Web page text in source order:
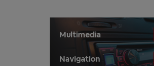
Multimedia
Navigation